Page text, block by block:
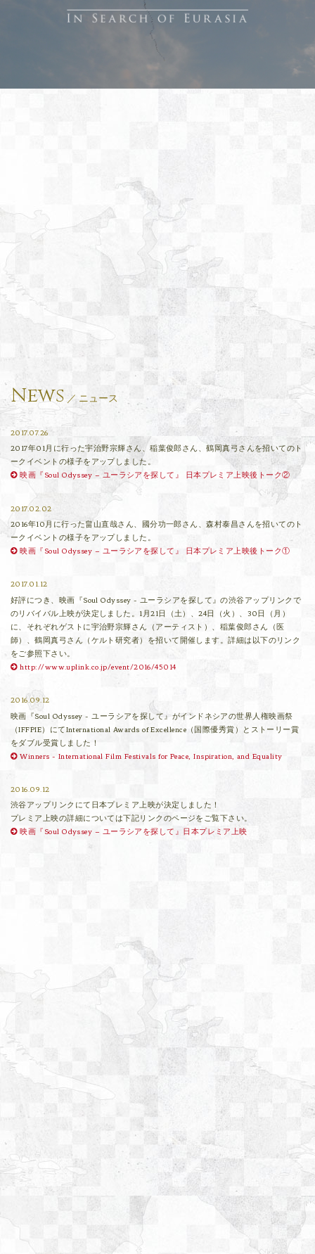
News ニュース
2017.07.26
2017年01月に行った宇治野宗輝さん、稲葉俊郎さん、鶴岡真弓さんを招いてのト
ークイベントの様子をアップしました。
映画『Soul Odyssey – ユーラシアを探して』 日本プレミア上映後トーク②
2017.02.02
2016年10月に行った畠山直哉さん、國分功一郎さん、森村泰昌さんを招いてのト
ークイベントの様子をアップしました。
映画『Soul Odyssey – ユーラシアを探して』 日本プレミア上映後トーク①
2017.01.12
好評につき、映画『Soul Odyssey - ユーラシアを探して』の渋谷アップリンクで
のリバイバル上映が決定しました。1月21日（土）、24日（火）、30日（月）
に、それぞれゲストに宇治野宗輝さん（アーティスト）、稲葉俊郎さん（医
師）、鶴岡真弓さん（ケルト研究者）を招いて開催します。詳細は以下のリンク
をご参照下さい。
http://www.uplink.co.jp/event/2016/45014
2016.09.12
映画『Soul Odyssey - ユーラシアを探して』がインドネシアの世界人権映画祭
（IFFPIE）にてInternational Awards of Excellence（国際優秀賞）とストーリー賞
をダブル受賞しました！
Winners - International Film Festivals for Peace, Inspiration, and Equality
2016.09.12
渋谷アップリンクにて日本プレミア上映が決定しました！
プレミア上映の詳細については下記リンクのページをご覧下さい。
映画『Soul Odyssey – ユーラシアを探して』日本プレミア上映